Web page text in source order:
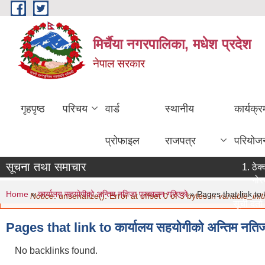
Skip to main content
मिर्चैया नगरपालिका, मधेश प्रदेश
नेपाल सरकार
गृहपृष्ठ परिचय वार्ड
प्रोफाइल
स्थानीय
राजपत्र
सूचना तथा समाचार
सूची
नविकरण
Error message
Notice: unserialize(): Error at offset 0 of 3 bytes in
You are here
Home »कार्यालय सहयोगीको अन्तिम नतिजा प्रकासन गरिएको» Pages that link to
Pages that link to कार्यालय सहयोगीको अन्तिम
No backlinks found.